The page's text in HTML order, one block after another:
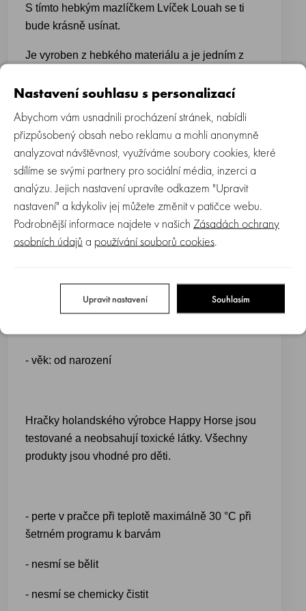
S tímto hebkým mazlíčkem Lvíček Louah se ti
bude krásně usínat.
Je vyroben z hebkého materiálu a je jedním z
dětem pocit bezpečí v postýlce i v kočárku. Děti
uklidňuje, když si před spaním mohou svého
malého kamaráda muchlat ve svých ručkách,
nebo cumlat. Ve chvíli, kdy Vaše miminko už
vnímá jemné barvy a tvary, přítulka pobaví motivy
veselých dětských kamarádů. Každé miminko
zaujmou.
- velikost: 28 cm
- výplň: 100% polyester
- věk: od narození
Hračky holandského výrobce Happy Horse jsou
testované a neobsahují toxické látky. Všechny
produkty jsou vhodné pro děti.
- perte v pračce při teplotě maximálně 30 °C při
šetrném programu k barvám
- nesmí se bělit
- nesmí se chemicky čistit
Nastavení souhlasu s personalizací
Abychom vám usnadnili procházení stránek, nabídli
přizpůsobený obsah nebo reklamu a mohli anonymně
analyzovat návštěvnost, využíváme soubory cookies, které
sdílíme se svými partnery pro sociální média, inzerci a
analýzu. Jejich nastavení upravíte odkazem "Upravit
nastavení" a kdykoliv jej můžete změnit v patičce webu.
Podrobnější informace najdete v našich Zásadách ochrany
osobních údajů a používání souborů cookies.
Upravit nastavení Souhlasím